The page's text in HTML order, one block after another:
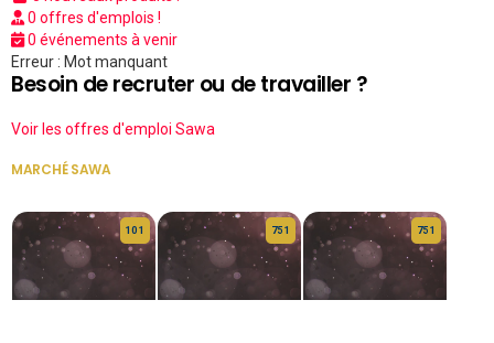
0 offres d'emplois !
0 événements à venir
Erreur : Mot manquant
Besoin de recruter ou de travailler ?
Voir les offres d'emploi Sawa
MARCHÉ SAWA
10 1 75 1 75 1